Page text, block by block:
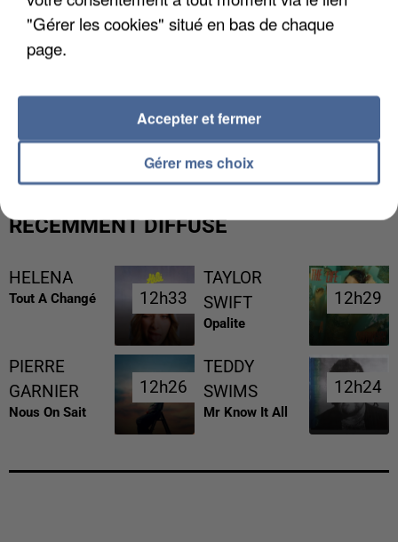
UNE TOURISTE DE L’OISE EMPORTÉE PAR UNE
COULÉE DE BOUE EN HAUTE-SAVOIE
RÉCEMMENT DIFFUSÉ
HELENA
Tout A Changé 12h33
12h33
TAYLOR
SWIFT
Opalite
12h29
12h29
PIERRE
GARNIER
Nous On Sait
12h26
12h26
TEDDY
SWIMS
Mr Know It All
12h24
12h24
"Gérer les cookies" situé en bas de chaque
page.
Gérer mes choix
Accepter et fermer